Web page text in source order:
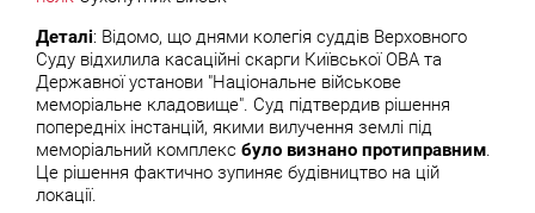
Деталі: Відомо, що днями колегія суддів Верховного
Суду відхилила касаційні скарги Київської ОВА та
Державної установи "Національне військове
меморіальне кладовище". Суд підтвердив рішення
попередніх інстанцій, якими вилучення землі під
меморіальний комплекс було визнано протиправним.
Це рішення фактично зупиняє будівництво на цій
локації.